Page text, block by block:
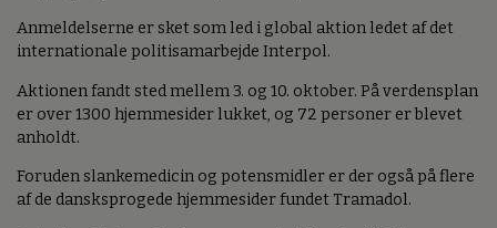
Anmeldelserne er sket som led i global aktion ledet af det
internationale politisamarbejde Interpol.
Aktionen fandt sted mellem 3. og 10. oktober. På verdensplan
er over 1300 hjemmesider lukket, og 72 personer er blevet
anholdt.
Foruden slankemedicin og potensmidler er der også på flere
af de dansksprogede hjemmesider fundet Tramadol.